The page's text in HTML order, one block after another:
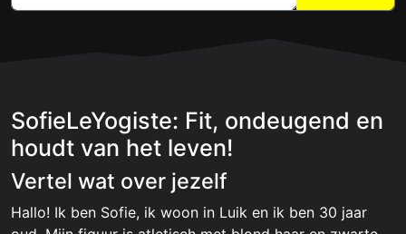
SofieLeYogiste: Fit, ondeugend en
houdt van het leven!
Vertel wat over jezelf
Hallo! Ik ben Sofie, ik woon in Luik en ik ben 30 jaar